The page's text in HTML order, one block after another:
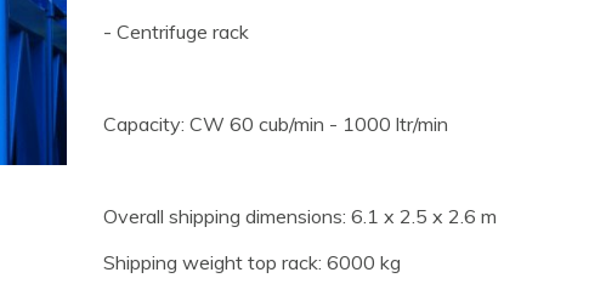
- Centrifuge rack
Capacity: CW 60 cub/min - 1000 ltr/min
Overall shipping dimensions: 6.1 x 2.5 x 2.6 m
Shipping weight top rack: 6000 kg